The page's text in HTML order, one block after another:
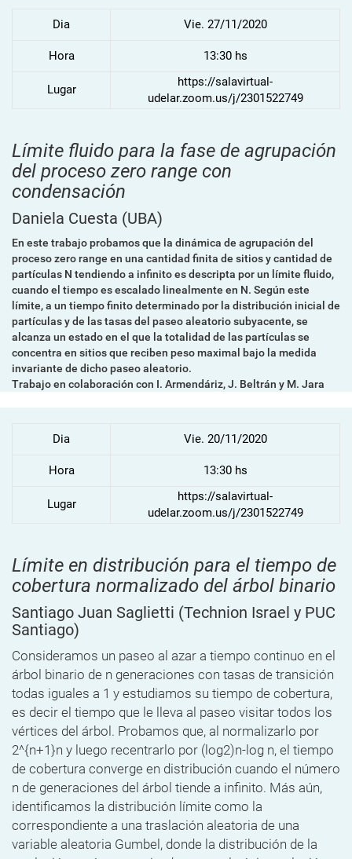
Dia Vie. 27/11/2020
Hora 13:30 hs
Lugar
https://salavirtual-
udelar.zoom.us/j/2301522749
Límite fluido para la fase de agrupación
del proceso zero range con
condensación
Daniela Cuesta (UBA)
En este trabajo probamos que la dinámica de agrupación del
proceso zero range en una cantidad finita de sitios y cantidad de
partículas N tendiendo a infinito es descripta por un límite fluido,
cuando el tiempo es escalado linealmente en N. Según este
límite, a un tiempo finito determinado por la distribución inicial de
partículas y de las tasas del paseo aleatorio subyacente, se
alcanza un estado en el que la totalidad de las partículas se
concentra en sitios que reciben peso maximal bajo la medida
invariante de dicho paseo aleatorio.
Trabajo en colaboración con I. Armendáriz, J. Beltrán y M. Jara
Dia Vie. 20/11/2020
Hora 13:30 hs
Lugar
https://salavirtual-
udelar.zoom.us/j/2301522749
Límite en distribución para el tiempo de
cobertura normalizado del árbol binario
Santiago Juan Saglietti (Technion Israel y PUC
Santiago)
Consideramos un paseo al azar a tiempo continuo en el
árbol binario de n generaciones con tasas de transición
todas iguales a 1 y estudiamos su tiempo de cobertura,
es decir el tiempo que le lleva al paseo visitar todos los
vértices del árbol. Probamos que, al normalizarlo por
2^{n+1}n y luego recentrarlo por (log2)n-log n, el tiempo
de cobertura converge en distribución cuando el número
n de generaciones del árbol tiende a infinito. Más aún,
identificamos la distribución límite como la
correspondiente a una traslación aleatoria de una
variable aleatoria Gumbel, donde la distribución de la